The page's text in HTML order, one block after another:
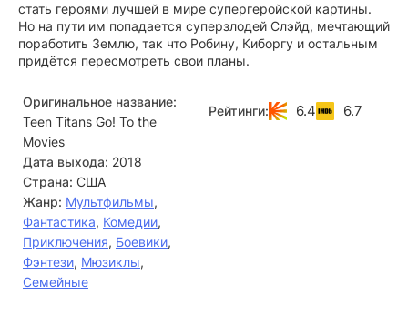
стать героями лучшей в мире супергеройской картины.
Но на пути им попадается суперзлодей Слэйд, мечтающий
поработить Землю, так что Робину, Киборгу и остальным
придётся пересмотреть свои планы.
Оригинальное название:
Teen Titans Go! To the
Movies
Дата выхода: 2018
Страна: США
Жанр: Мультфильмы,
Фантастика, Комедии,
Приключения, Боевики,
Фэнтези, Мюзиклы,
Семейные
Рейтинги: 6.4 6.7